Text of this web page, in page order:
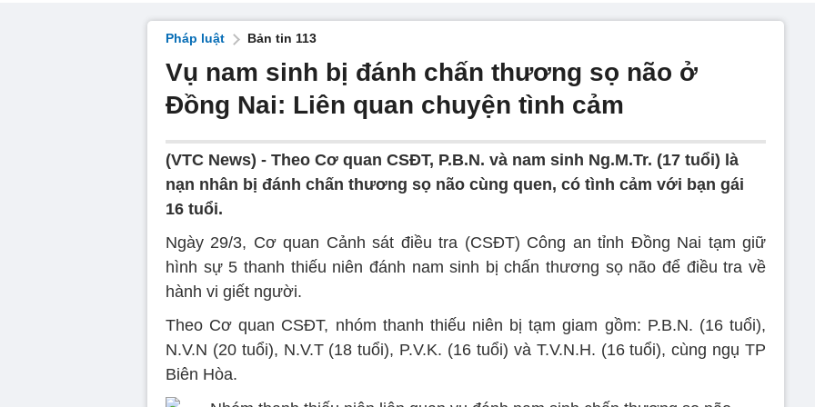
Pháp luật Bản tin 113
Vụ nam sinh bị đánh chấn thương sọ não ở
Đồng Nai: Liên quan chuyện tình cảm
(VTC News) - Theo Cơ quan CSĐT, P.B.N. và nam sinh Ng.M.Tr. (17 tuổi) là
nạn nhân bị đánh chấn thương sọ não cùng quen, có tình cảm với bạn gái
16 tuổi.
Ngày 29/3, Cơ quan Cảnh sát điều tra (CSĐT) Công an tỉnh Đồng Nai tạm giữ
hình sự 5 thanh thiếu niên đánh nam sinh bị chấn thương sọ não để điều tra về
hành vi giết người.
Theo Cơ quan CSĐT, nhóm thanh thiếu niên bị tạm giam gồm: P.B.N. (16 tuổi),
N.V.N (20 tuổi), N.V.T (18 tuổi), P.V.K. (16 tuổi) và T.V.N.H. (16 tuổi), cùng ngụ TP
Biên Hòa.